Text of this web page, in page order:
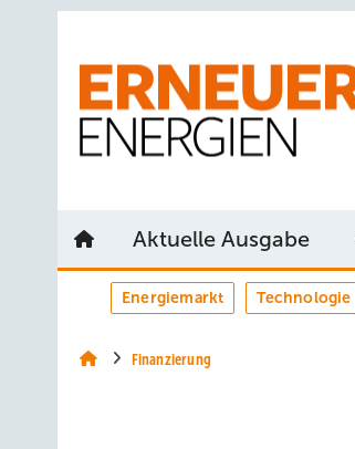
Aktuelle Ausgabe
Energiemarkt Technologie
Finanzierung